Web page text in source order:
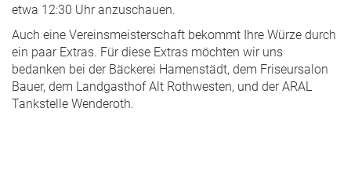
etwa 12:30 Uhr anzuschauen.
Auch eine Vereinsmeisterschaft bekommt Ihre Würze durch
ein paar Extras. Für diese Extras möchten wir uns
bedanken bei der Bäckerei Hamenstädt, dem Friseursalon
Bauer, dem Landgasthof Alt Rothwesten, und der ARAL
Tankstelle Wenderoth.